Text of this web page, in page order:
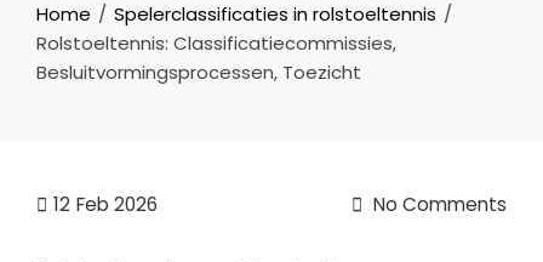
Home
Spelerclassificaties in rolstoeltennis
Rolstoeltennis: Classificatiecommissies,
Besluitvormingsprocessen, Toezicht
12 Feb 2026 No Comments